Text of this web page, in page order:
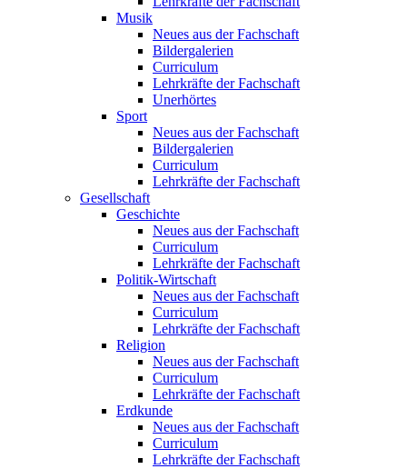
Musik
Neues aus der Fachschaft
Bildergalerien
Curriculum
Lehrkräfte der Fachschaft
Unerhörtes
Sport
Neues aus der Fachschaft
Bildergalerien
Curriculum
Lehrkräfte der Fachschaft
Gesellschaft
Geschichte
Neues aus der Fachschaft
Curriculum
Lehrkräfte der Fachschaft
Politik-Wirtschaft
Neues aus der Fachschaft
Curriculum
Lehrkräfte der Fachschaft
Religion
Neues aus der Fachschaft
Curriculum
Lehrkräfte der Fachschaft
Erdkunde
Neues aus der Fachschaft
Curriculum
Lehrkräfte der Fachschaft